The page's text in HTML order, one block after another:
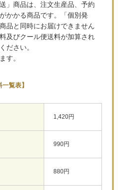
」商品は、注文生産品、予約
かかる商品です。「個別発
品と同時にお届けできません
及びクール便送料が加算され
ださい。
す。
覧表】
1,420円
990円
880円